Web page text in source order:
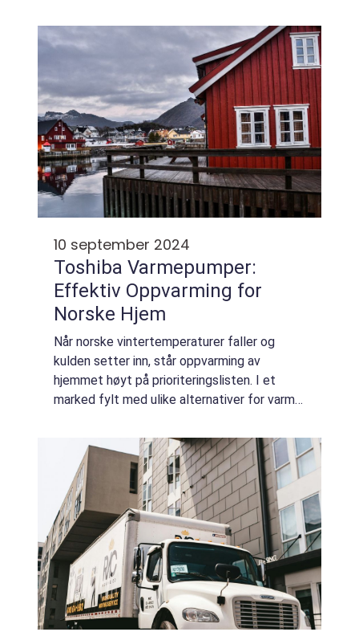
10 september 2024
Toshiba Varmepumper:
Effektiv Oppvarming for
Norske Hjem
Når norske vintertemperaturer faller og
kulden setter inn, står oppvarming av
hjemmet høyt på prioriteringslisten. I et
marked fylt med ulike alternativer for varme,